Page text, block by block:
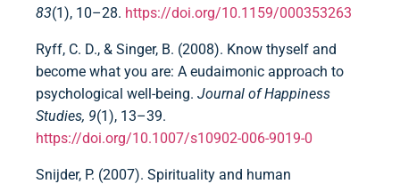
83(1), 10–28. https://doi.org/10.1159/000353263
Ryff, C. D., & Singer, B. (2008). Know thyself and
become what you are: A eudaimonic approach to
psychological well-being. Journal of Happiness
Studies, 9(1), 13–39.
https://doi.org/10.1007/s10902-006-9019-0
Snijder, P. (2007). Spirituality and human